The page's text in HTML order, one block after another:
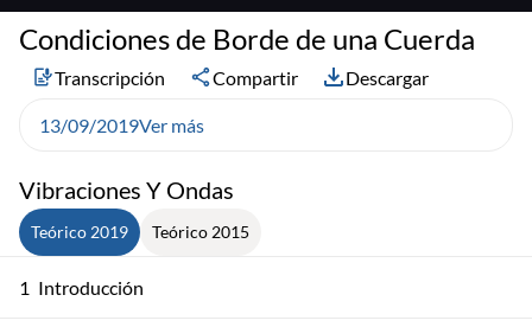
Vibraciones Y Ondas
Teórico 2019 Teórico 2015
1 Introducción
Condiciones de Borde de una Cuerda
Transcripción Compartir Descargar
13/09/2019Ver más